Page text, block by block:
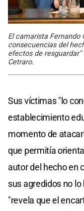
El camarista Fernando
consecuencias del
efectos de
Cetraro.
Sus víctimas "lo
establecimiento
momento de
que permitía
autor del hecho en
sus agredidos no
"revela que el